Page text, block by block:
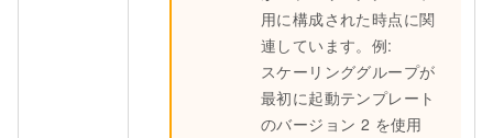
用に構成された時点に関
連しています。例:
スケーリンググループが
最初に起動テンプレート
のバージョン 2 を使用